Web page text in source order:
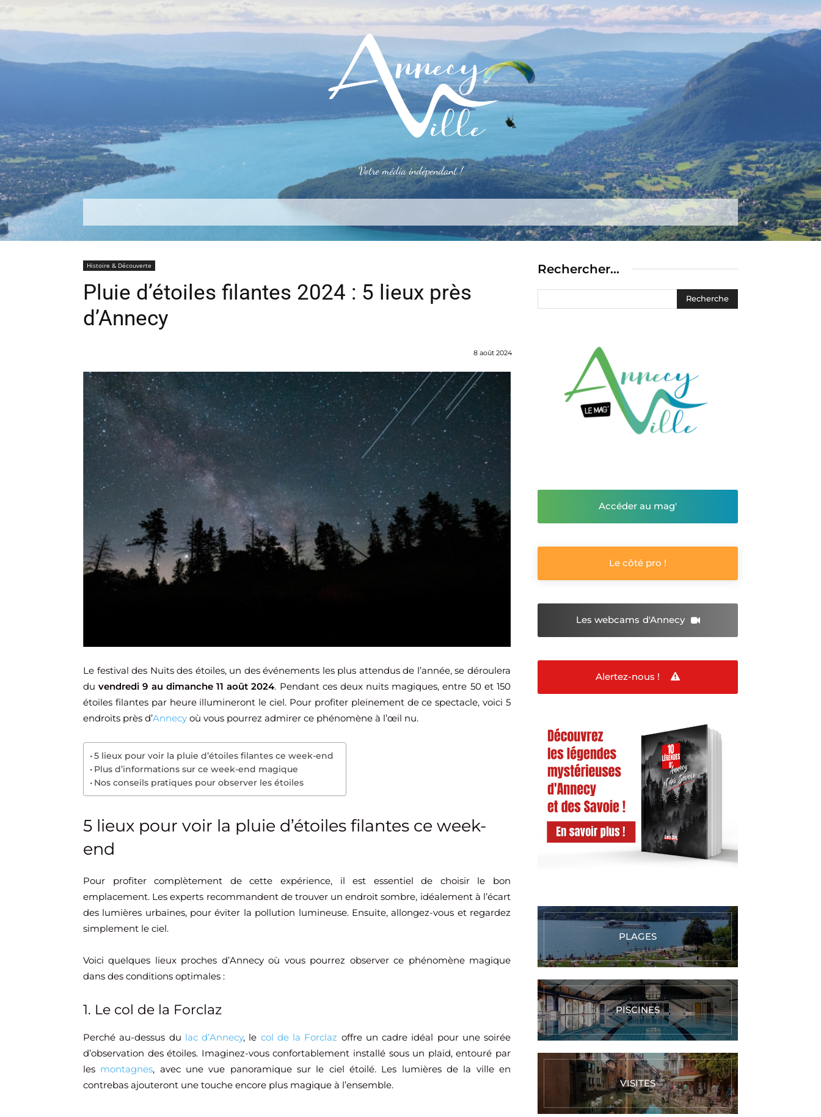
Votre média indépendant !
Alertez-nous Plus
Histoire & Découverte
Pluie d’étoiles filantes 2024 : 5 lieux près
d’Annecy
8 août 2024
Le festival des Nuits des étoiles, un des événements les plus attendus de l’année, se déroulera
duvendredi 9 au dimanche 11 août 2024. Pendant ces deux nuits magiques, entre 50 et 150
étoiles filantes par heure illumineront le ciel. Pour profiter pleinement de ce spectacle, voici 5
endroits près d’Annecy où vous pourrez admirer ce phénomène à l’œil nu.
5 lieux pour voir la pluie d’étoiles filantes ce week-end
Plus d’informations sur ce week-end magique
Nos conseils pratiques pour observer les étoiles
5 lieux pour voir la pluie d’étoiles filantes ce week-
end
Pour profiter complètement de cette expérience, il est essentiel de choisir le bon
emplacement. Les experts recommandent de trouver un endroit sombre, idéalement à l’écart
des lumières urbaines, pour éviter la pollution lumineuse. Ensuite, allongez-vous et regardez
simplement le ciel.
Voici quelques lieux proches d’Annecy où vous pourrez observer ce phénomène magique
dans des conditions optimales :
1. Le col de la Forclaz
Perché au-dessus du lac d’Annecy, le col de la Forclaz offre un cadre idéal pour une soirée
d’observation des étoiles. Imaginez-vous confortablement installé sous un plaid, entouré par
les montagnes, avec une vue panoramique sur le ciel étoilé. Les lumières de la ville en
contrebas ajouteront une touche encore plus magique à l’ensemble.
Rechercher…
Accéder au mag'
Le côté pro !
Les webcams d'Annecy
Alertez-nous !
PLAGES
PISCINES
VISITES